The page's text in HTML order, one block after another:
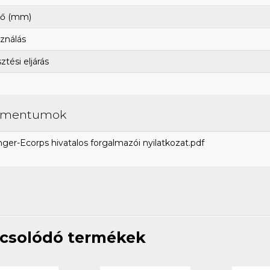
(mm)
eljárás
Ecorps hivatalos forgalmazói nyilatkozat.pdf
termékek